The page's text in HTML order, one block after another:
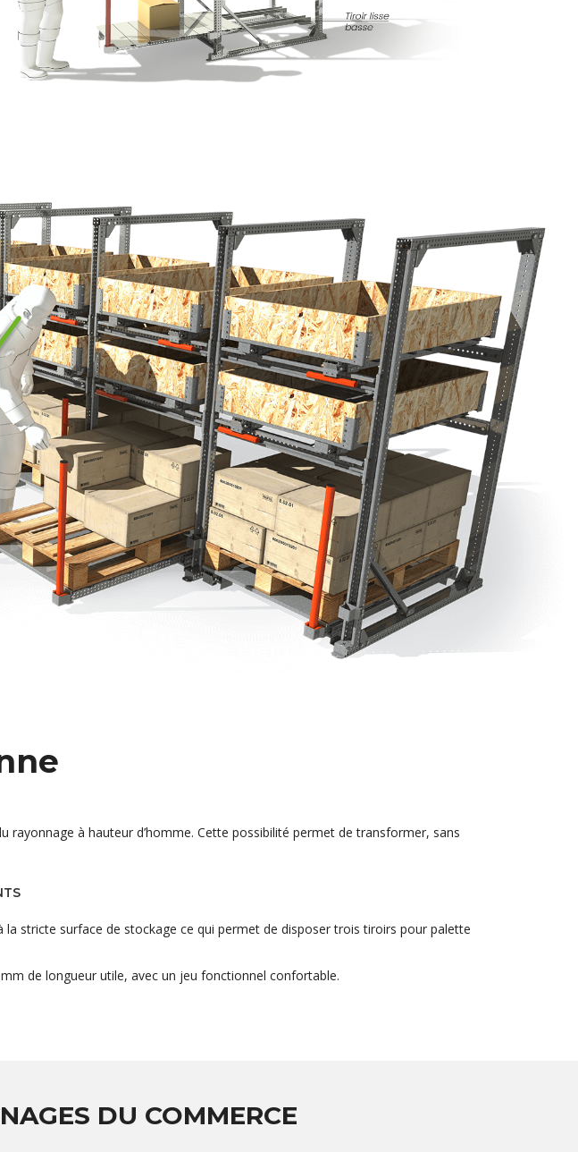
à hauteur d’homme. Cette possibilité permet de transformer, sans
stricte surface de stockage ce qui permet de disposer trois tiroirs pour palette
de longueur utile, avec un jeu fonctionnel confortable.
DU COMMERCE